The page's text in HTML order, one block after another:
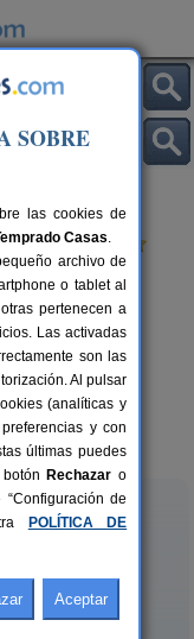
4+1 pers.
desde26 €
SOBRE
las cookies de
Casas.
archivo de
o tablet al
pertenecen a
Las activadas
son las
Al pulsar
(analíticas y
y con
últimas puedes
Rechazar o
de
POLÍTICA DE